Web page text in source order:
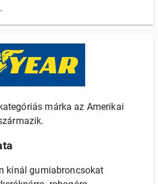
márka az Amerikai
kínál gumiabroncsokat